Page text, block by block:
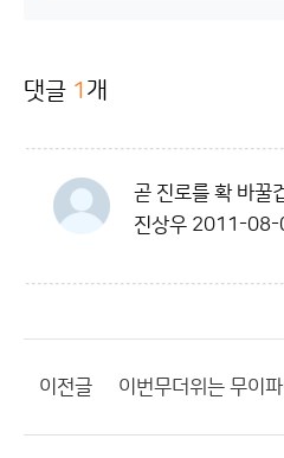
댓글 1 개
곧 진로를 확 바꿀
진상우 2011-08-
이전글 이번무더위는 무이